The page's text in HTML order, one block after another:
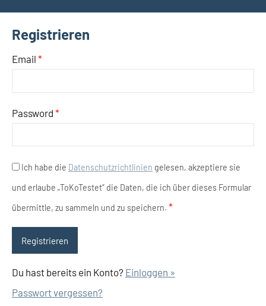
Registrieren
Email *
Password *
Ich habe die Datenschutzrichtlinien gelesen, akzeptiere sie
und erlaube „ToKoTestet“ die Daten, die ich über dieses Formular
übermittle, zu sammeln und zu speichern. *
Du hast bereits ein Konto? Einloggen »
Passwort vergessen?